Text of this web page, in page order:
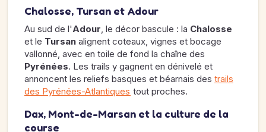
Chalosse, Tursan et Adour
Au sud de l'Adour, le décor bascule : la Chalosse
et le Tursan alignent coteaux, vignes et bocage
vallonné, avec en toile de fond la chaîne des
Pyrénées. Les trails y gagnent en dénivelé et
annoncent les reliefs basques et béarnais des trails
des Pyrénées-Atlantiques tout proches.
Dax, Mont-de-Marsan et la culture de la
course